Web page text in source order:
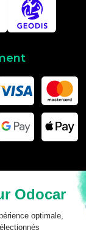
particulièrement la
copiées. Il est
complète, de
accessible à un tiers,
infraction